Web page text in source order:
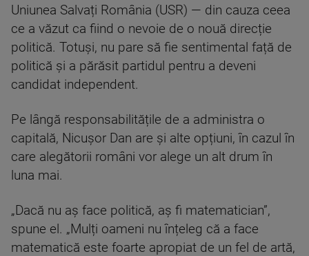
Uniunea Salvați România (USR) — din cauza ceea
ce a văzut ca fiind o nevoie de o nouă direcție
politică. Totuși, nu pare să fie sentimental față de
politică și a părăsit partidul pentru a deveni
candidat independent.
Pe lângă responsabilitățile de a administra o
capitală, Nicușor Dan are și alte opțiuni, în cazul în
care alegătorii români vor alege un alt drum în
luna mai.
„Dacă nu aș face politică, aș fi matematician”,
spune el. „Mulți oameni nu înțeleg că a face
matematică este foarte apropiat de un fel de artă,